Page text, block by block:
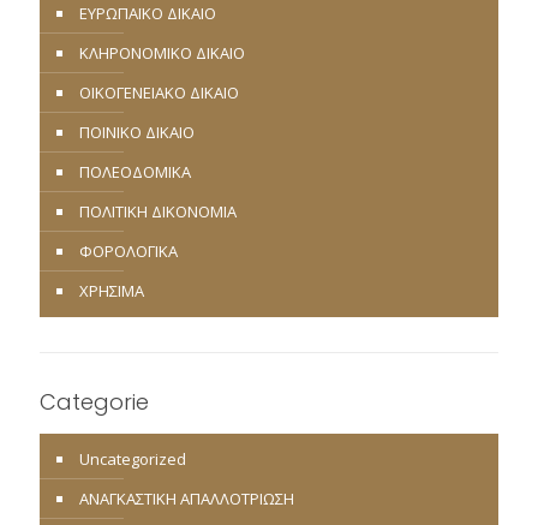
ΕΥΡΩΠΑΪΚΟ ΔΙΚΑΙΟ
ΚΛΗΡΟΝΟΜΙΚΟ ΔΙΚΑΙΟ
ΟΙΚΟΓΕΝΕΙΑΚΟ ΔΙΚΑΙΟ
ΠΟΙΝΙΚΟ ΔΙΚΑΙΟ
ΠΟΛΕΟΔΟΜΙΚΑ
ΠΟΛΙΤΙΚΗ ΔΙΚΟΝΟΜΙΑ
ΦΟΡΟΛΟΓΙΚΑ
ΧΡΗΣΙΜΑ
Categorie
Uncategorized
ΑΝΑΓΚΑΣΤΙΚΗ ΑΠΑΛΛΟΤΡΙΩΣΗ